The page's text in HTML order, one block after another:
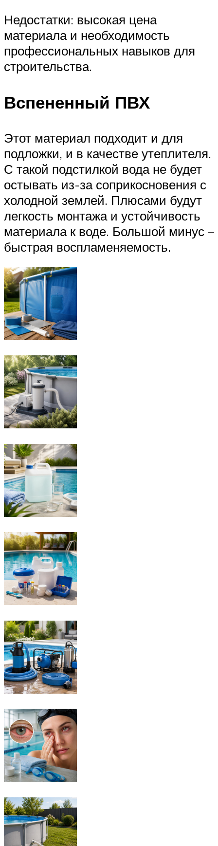
Недостатки: высокая цена
материала и необходимость
профессиональных навыков для
строительства.
Вспененный ПВХ
Этот материал подходит и для
подложки, и в качестве утеплителя.
С такой подстилкой вода не будет
остывать из-за соприкосновения с
холодной землей. Плюсами будут
легкость монтажа и устойчивость
материала к воде. Большой минус –
быстрая воспламеняемость.